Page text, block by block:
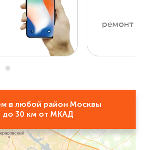
ремонт
в любой район Москвы
до 30 км от МКАД